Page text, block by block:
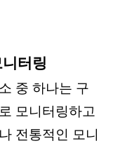
터링
중 하나는 구
모니터링하고
전통적인 모니